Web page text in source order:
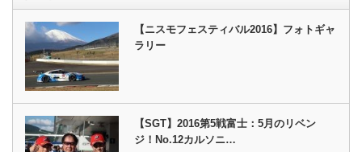
【ニスモフェスティバル2016】フォトギャ
ラリー
【SGT】2016第5戦富士：5月のリベン
ジ！No.12カルソニ…